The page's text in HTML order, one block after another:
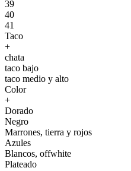
39
40
41
Taco
+
chata
taco bajo
taco medio y alto
Color
+
Dorado
Negro
Marrones, tierra y rojos
Azules
Blancos, offwhite
Plateado